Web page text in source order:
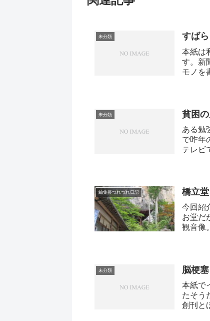
未分類 すば
本紙は
す。新
モノを
未分類 貧困
ある勉
で昨年
テレビ
編集長つれづれ日記 橋立堂
今回紹
お堂だ
観音像
未分類 脳梗塞
本紙で
たそう
創刊と